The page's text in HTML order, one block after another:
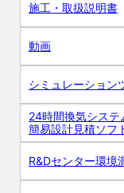
施工・取扱説明書
動画
シミュレーション
24時間換気システ
簡易設計見積ソフ
R&Dセンター環境